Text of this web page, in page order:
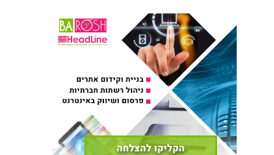
כובשת את השטח עם יום
הדרכה מוצלח נוסף
אירועים בארץ